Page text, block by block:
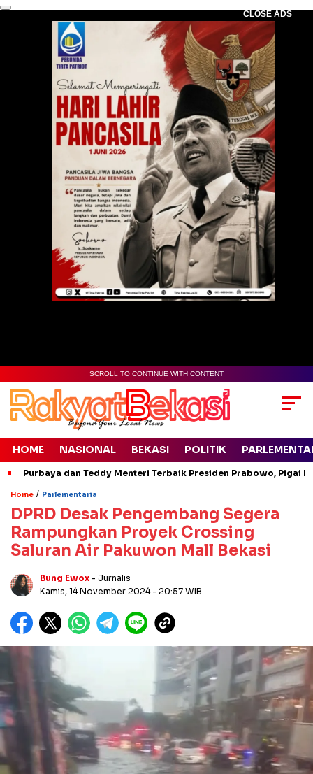
CLOSE ADS
SCROLL TO CONTINUE WITH CONTENT
HOME NASIONAL BEKASI POLITIK
Purbaya dan Teddy Menteri Terbaik Presiden Prabowo, Pigai
Home / Parlementaria
DPRD Desak Pengembang Segera
Rampungkan Proyek Crossing
Saluran Air Pakuwon Mall Bekasi
Bung Ewox - Jurnalis
Kamis, 14 November 2024 - 20:57 WIB